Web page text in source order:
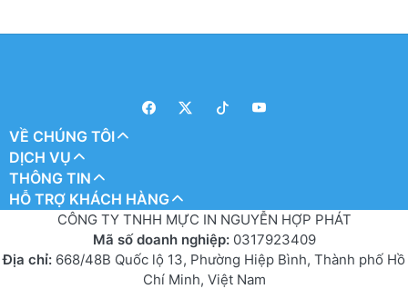
VỀ CHÚNG TÔI
DỊCH VỤ
THÔNG TIN
HỖ TRỢ KHÁCH HÀNG
CÔNG TY TNHH MỰC IN NGUYỄN HỢP PHÁT
Mã số doanh nghiệp: 0317923409
Địa chỉ: 668/48B Quốc lộ 13, Phường Hiệp Bình, Thành phố Hồ
Chí Minh, Việt Nam